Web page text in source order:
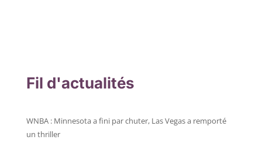
Fil d'actualités
WNBA : Minnesota a fini par chuter, Las Vegas a remporté
un thriller